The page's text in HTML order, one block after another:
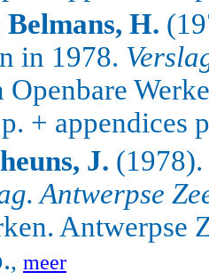
Belmans, H.
in 1978.
+ appendices
J. (1978).
Antwerpse
Antwerpse
, meer